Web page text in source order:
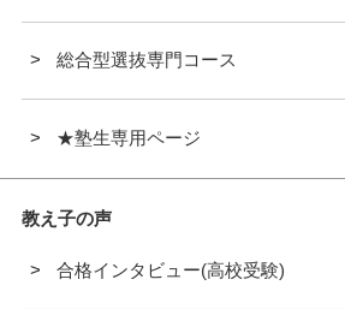
総合型選抜専門コース
★塾生専用ページ
教え子の声
合格インタビュー(高校受験)